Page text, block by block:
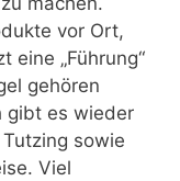
vor Ort,
eine „Führung“
gehören
gibt es wieder
sowie
Viel